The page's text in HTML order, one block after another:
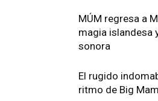
MÚM regresa a
magia islandesa
sonora
El rugido
ritmo de Big